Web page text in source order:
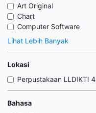
Art Original
Chart
Computer Software
Lihat Lebih Banyak
Lokasi
Perpustakaan LLDIKTI 4
Bahasa